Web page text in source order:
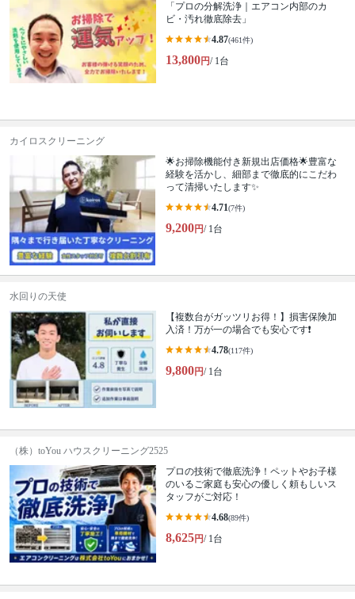
「プロの分解洗浄｜エアコン内部のカ
ビ・汚れ徹底除去」
4.87(461件)
13,800円/ 1台
カイロスクリーニング
🌟お掃除機能付き新規出店価格🌟豊富な
経験を活かし、細部まで徹底的にこだわ
って清掃いたします✨
4.71(7件)
9,200円/ 1台
水回りの天使
【複数台がガッツリお得！】損害保険加
入済！万が一の場合でも安心です❗️
4.78(117件)
9,800円/ 1台
（株）toYou ハウスクリーニング2525
プロの技術で徹底洗浄！ペットやお子様
のいるご家庭も安心の優しく頼もしいス
タッフがご対応！
4.68(89件)
8,625円/ 1台